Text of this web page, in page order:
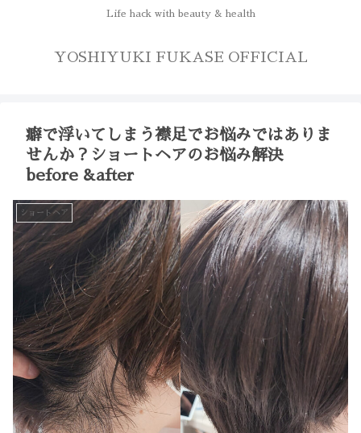
Life hack with beauty & health
YOSHIYUKI FUKASE OFFICIAL
癖で浮いてしまう襟足でお悩みではありま
せんか？ショートヘアのお悩み解決
before &after
ショートヘア